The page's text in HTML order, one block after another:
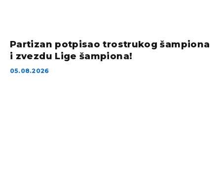
Partizan potpisao trostrukog šampiona
i zvezdu Lige šampiona!
05.08.2026